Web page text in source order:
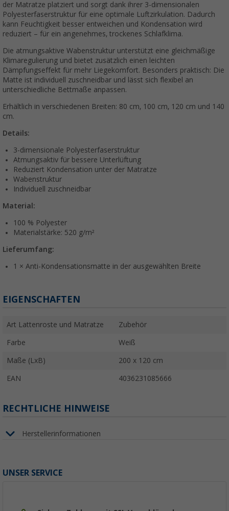
der Matratze platziert und sorgt dank ihrer 3-dimensionalen
Polyesterfaserstruktur für eine optimale Luftzirkulation. Dadurch
kann Feuchtigkeit besser entweichen und Kondensation wird
reduziert – für ein angenehmes, trockenes Schlafklima.
Die atmungsaktive Wabenstruktur unterstützt eine gleichmäßige
Klimaregulierung und bietet zusätzlich einen leichten
Dämpfungseffekt für mehr Liegekomfort. Besonders praktisch: Die
Matte ist individuell zuschneidbar und lässt sich flexibel an
unterschiedliche Bettmaße anpassen.
Erhältlich in verschiedenen Breiten: 80 cm, 100 cm, 120 cm und 140
cm.
Details:
3-dimensionale Polyesterfaserstruktur
Atmungsaktiv für bessere Unterlüftung
Reduziert Kondensation unter der Matratze
Wabenstruktur
Individuell zuschneidbar
Material:
100 % Polyester
Materialstärke: 520 g/m²
Lieferumfang:
1 × Anti-Kondensationsmatte in der ausgewählten Breite
EIGENSCHAFTEN
Art Lattenroste und Matratze Zubehör
Farbe Weiß
Maße (LxB) 200 x 120 cm
EAN 4036231085666
RECHTLICHE HINWEISE
Herstellerinformationen
UNSER SERVICE